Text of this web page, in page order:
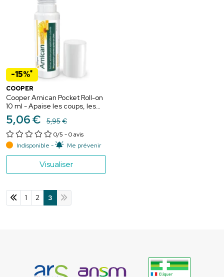
-15%*
COOPER
Cooper Arnican Pocket Roll-on
10 ml - Apaise les coups, les
bleus et les bosses
5,06€ 5,95€
0/5 - 0 avis
Indisponible -
Me prévenir
Visualiser
1 2 3